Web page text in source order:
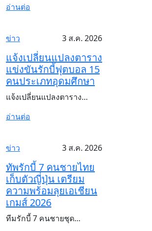
อ่านต่อ
ข่าว 3 ส.ค. 2026
แจ้งเปลี่ยนแปลงตาราง
แข่งขันรักบี้ฟุตบอล 15
คนประเภทอุดมศึกษา
แจ้งเปลี่ยนแปลงตาราง…
อ่านต่อ
ข่าว 3 ส.ค. 2026
ทัพรักบี้ 7 คนชายไทย
เก็บตัวญี่ปุ่น เตรียม
ความพร้อมลุยเอเชียน
เกมส์ 2026
ทีมรักบี้ 7 คนชายชุด…